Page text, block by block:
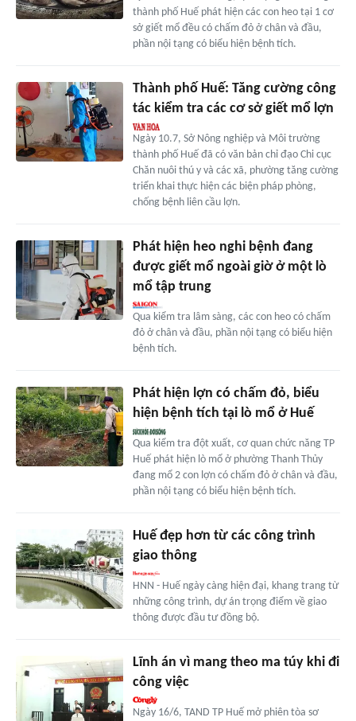
thành phố Huế phát hiện các con heo tại 1 cơ
sở giết mổ đều có chấm đỏ ở chân và đầu,
phần nội tạng có biểu hiện bệnh tích.
Thành phố Huế: Tăng cường công
tác kiểm tra các cơ sở giết mổ lợn
Ngày 10.7, Sở Nông nghiệp và Môi trường
thành phố Huế đã có văn bản chỉ đạo Chi cục
Chăn nuôi thú y và các xã, phường tăng cường
triển khai thực hiện các biện pháp phòng,
chống bệnh liên cầu lợn.
Phát hiện heo nghi bệnh đang
được giết mổ ngoài giờ ở một lò
mổ tập trung
Qua kiểm tra lâm sàng, các con heo có chấm
đỏ ở chân và đầu, phần nội tạng có biểu hiện
bệnh tích.
Phát hiện lợn có chấm đỏ, biểu
hiện bệnh tích tại lò mổ ở Huế
Qua kiểm tra đột xuất, cơ quan chức năng TP
Huế phát hiện lò mổ ở phường Thanh Thủy
đang mổ 2 con lợn có chấm đỏ ở chân và đầu,
phần nội tạng có biểu hiện bệnh tích.
Huế đẹp hơn từ các công trình
giao thông
HNN - Huế ngày càng hiện đại, khang trang từ
những công trình, dự án trọng điểm về giao
thông được đầu tư đồng bộ.
Lĩnh án vì mang theo ma túy khi đi
công việc
Ngày 16/6, TAND TP Huế mở phiên tòa sơ